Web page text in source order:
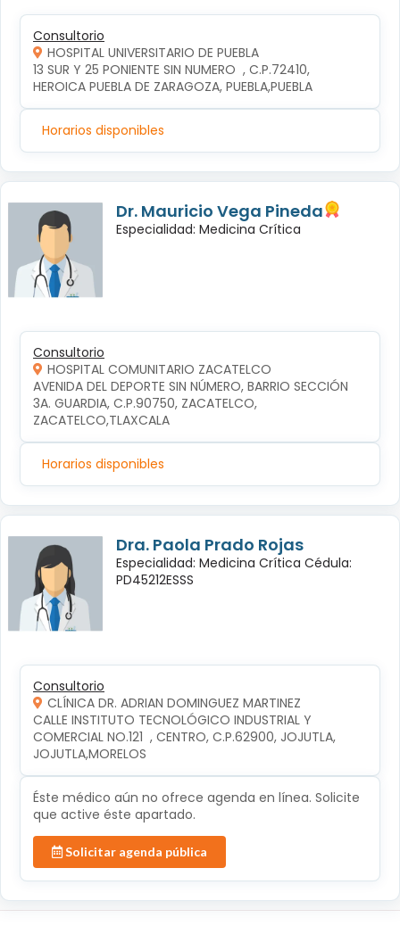
Consultorio
HOSPITAL UNIVERSITARIO DE PUEBLA
13 SUR Y 25 PONIENTE SIN NUMERO  , C.P.72410,
HEROICA PUEBLA DE ZARAGOZA, PUEBLA,PUEBLA
Horarios disponibles
Dr. Mauricio Vega Pineda
Especialidad: Medicina Crítica
Consultorio
HOSPITAL COMUNITARIO ZACATELCO
AVENIDA DEL DEPORTE SIN NÚMERO, BARRIO SECCIÓN
3A. GUARDIA, C.P.90750, ZACATELCO,
ZACATELCO,TLAXCALA
Horarios disponibles
Dra. Paola Prado Rojas
Especialidad: Medicina Crítica Cédula:
PD45212ESSS
Consultorio
CLÍNICA DR. ADRIAN DOMINGUEZ MARTINEZ
CALLE INSTITUTO TECNOLÓGICO INDUSTRIAL Y
COMERCIAL NO.121  , CENTRO, C.P.62900, JOJUTLA,
JOJUTLA,MORELOS
Éste médico aún no ofrece agenda en línea. Solicite
que active éste apartado.
Solicitar agenda pública